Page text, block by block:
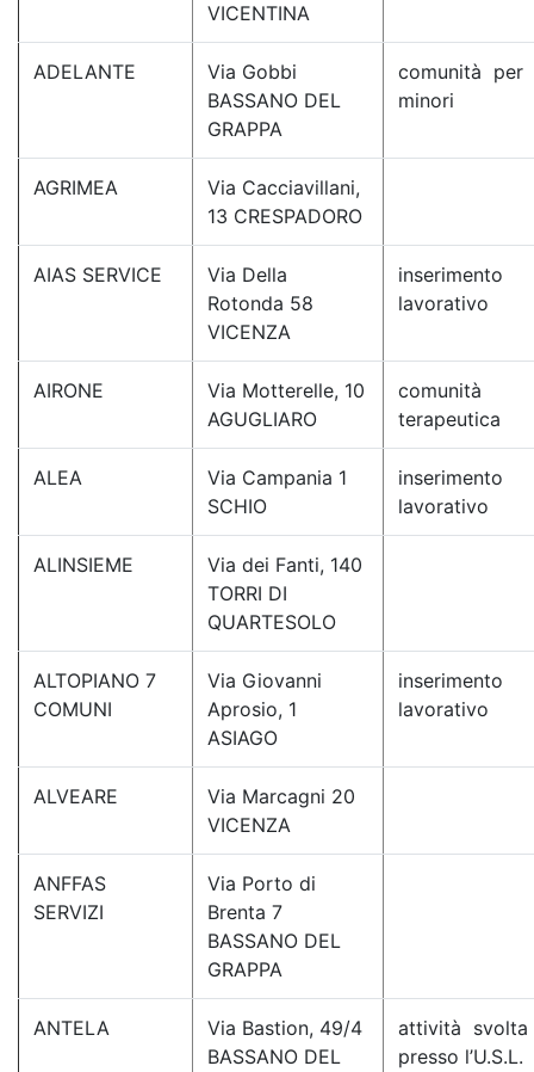
VICENTINA
ADELANTE
Via Gobbi
BASSANO DEL
GRAPPA
comunità per
minori
AGRIMEA
Via Cacciavillani,
13 CRESPADORO
AIAS SERVICE
Via Della
Rotonda 58
VICENZA
inserimento
lavorativo
AIRONE
Via Motterelle, 10
AGUGLIARO
comunità
terapeutica
ALEA
Via Campania 1
SCHIO
inserimento
lavorativo
ALINSIEME
Via dei Fanti, 140
TORRI DI
QUARTESOLO
ALTOPIANO 7
COMUNI
Via Giovanni
Aprosio, 1
ASIAGO
inserimento
lavorativo
ALVEARE
Via Marcagni 20
VICENZA
ANFFAS
SERVIZI
Via Porto di
Brenta 7
BASSANO DEL
GRAPPA
ANTELA
Via Bastion, 49/4
BASSANO DEL
attività svolta
presso l’U.S.L.